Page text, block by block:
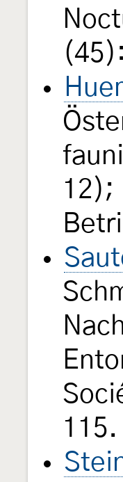
12);
115.